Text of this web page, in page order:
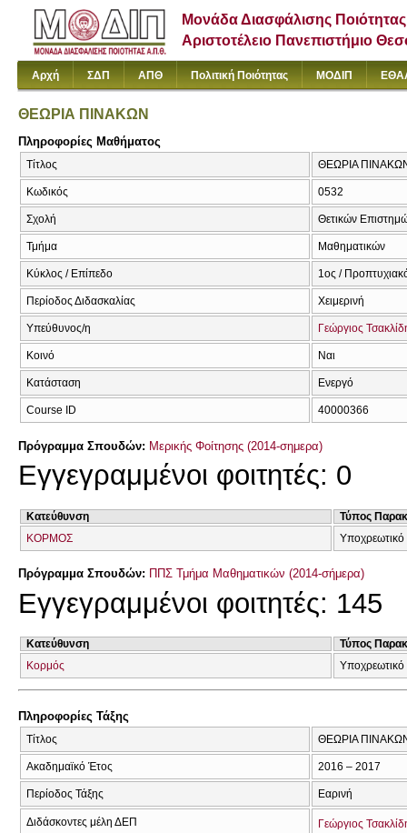
Μονάδα Διασφάλισης Ποιότητας
Αριστοτέλειο Πανεπιστήμιο
Αρχή ΣΔΠ ΑΠΘ Πολιτική Ποιότητας ΜΟΔΙΠ
ΘΕΩΡΙΑ ΠΙΝΑΚΩΝ
Πληροφορίες Μαθήματος
Τίτλος ΘΕΩΡΙΑ
Κωδικός 0532
Σχολή Θετικών
Τμήμα Μαθηματικών
Κύκλος / Επίπεδο 1ος /
Περίοδος Διδασκαλίας Χειμερινή
Υπεύθυνος/η Γεώργιος
Κοινό Ναι
Κατάσταση Ενεργό
Course ID 40000366
Πρόγραμμα Σπουδών: Μερικής Φοίτησης (2014-σημερα)
Εγγεγραμμένοι φοιτητές: 0
Κατεύθυνση
Τύπος
ΚΟΡΜΟΣ
Πρόγραμμα Σπουδών: ΠΠΣ Τμήμα Μαθηματικών (2014-σήμερα)
Εγγεγραμμένοι φοιτητές: 145
Κατεύθυνση
Τύπος
Κορμός
Πληροφορίες Τάξης
Τίτλος ΘΕΩΡΙΑ
Ακαδημαϊκό Έτος 2016 – 2017
Περίοδος Τάξης Εαρινή
Διδάσκοντες μέλη ΔΕΠ Γεώργιος